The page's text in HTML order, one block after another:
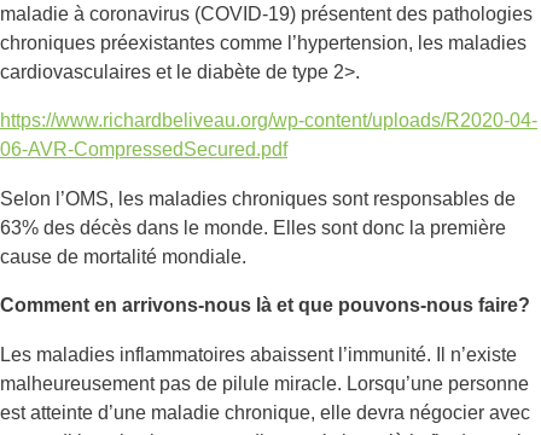
maladie à coronavirus (COVID-19) présentent des pathologies
chroniques préexistantes comme l’hypertension, les maladies
cardiovasculaires et le diabète de type 2>.
https://www.richardbeliveau.org/wp-content/uploads/R2020-04-
06-AVR-CompressedSecured.pdf
Selon l’OMS, les maladies chroniques sont responsables de
63% des décès dans le monde. Elles sont donc la première
cause de mortalité mondiale.
Comment en arrivons-nous là et que pouvons-nous faire?
Les maladies inflammatoires abaissent l’immunité. Il n’existe
malheureusement pas de pilule miracle. Lorsqu’une personne
est atteinte d’une maladie chronique, elle devra négocier avec